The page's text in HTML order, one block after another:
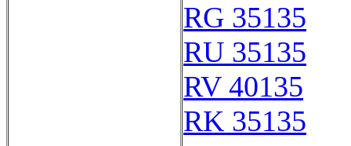
RG 35135
RU 35135
RV 40135
RK 35135